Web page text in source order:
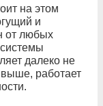
на этом
и
от любых
далеко не
выше, работает